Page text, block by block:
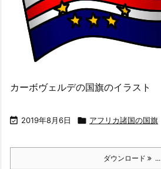
カーボヴェルデの国旗のイラスト
 2019年8月6日  アフリカ諸国の国旗
ダウンロード ...